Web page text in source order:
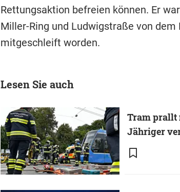
Rettungsaktion befreien können. Er
Miller-Ring und Ludwigstraße von
mitgeschleift worden.
Lesen Sie auch
Tram prallt
Jähriger